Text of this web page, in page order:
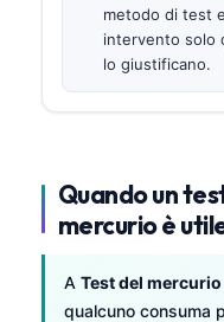
metodo di test
intervento solo
lo giustificano.
Quando un
mercurio è
A Test del
qualcuno consuma